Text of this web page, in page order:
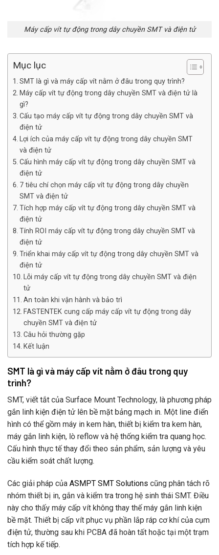
Máy cấp vít tự động trong dây chuyền SMT và điện tử
Mục lục
SMT là gì và máy cấp vít nằm ở đâu trong quy trình?
Máy cấp vít tự động trong dây chuyền SMT và điện tử là
gì?
Cấu tạo máy cấp vít tự động trong dây chuyền SMT và
điện tử
Lợi ích của máy cấp vít tự động trong dây chuyền SMT
và điện tử
Cấu hình máy cấp vít tự động trong dây chuyền SMT và
điện tử
7 tiêu chí chọn máy cấp vít tự động trong dây chuyền
SMT và điện tử
Tích hợp máy cấp vít tự động trong dây chuyền SMT và
điện tử
Tính ROI máy cấp vít tự động trong dây chuyền SMT và
điện tử
Triển khai máy cấp vít tự động trong dây chuyền SMT và
điện tử
Lỗi máy cấp vít tự động trong dây chuyền SMT và điện
tử
An toàn khi vận hành và bảo trì
FASTENTEK cung cấp máy cấp vít tự động trong dây
chuyền SMT và điện tử
Câu hỏi thường gặp
Kết luận
SMT là gì và máy cấp vít nằm ở đâu trong quy
trình?
SMT, viết tắt của Surface Mount Technology, là phương pháp
gắn linh kiện điện tử lên bề mặt bảng mạch in. Một line điển
hình có thể gồm máy in kem hàn, thiết bị kiểm tra kem hàn,
máy gắn linh kiện, lò reflow và hệ thống kiểm tra quang học.
Cấu hình thực tế thay đổi theo sản phẩm, sản lượng và yêu
cầu kiểm soát chất lượng.
Các giải pháp của ASMPT SMT Solutions cũng phân tách rõ
nhóm thiết bị in, gắn và kiểm tra trong hệ sinh thái SMT. Điều
này cho thấy máy cấp vít không thay thế máy gắn linh kiện
bề mặt. Thiết bị cấp vít phục vụ phần lắp ráp cơ khí của cụm
điện tử, thường sau khi PCBA đã hoàn tất hoặc tại một trạm
tích hợp kế tiếp.